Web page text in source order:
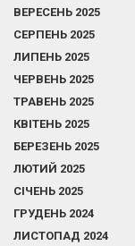
ВЕРЕСЕНЬ 2025
СЕРПЕНЬ 2025
ЛИПЕНЬ 2025
ЧЕРВЕНЬ 2025
ТРАВЕНЬ 2025
КВІТЕНЬ 2025
БЕРЕЗЕНЬ 2025
ЛЮТИЙ 2025
СІЧЕНЬ 2025
ГРУДЕНЬ 2024
ЛИСТОПАД 2024